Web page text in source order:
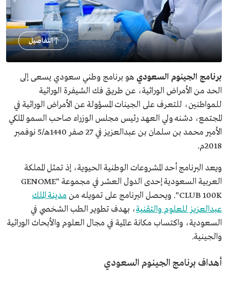
التفاصيل
برنامج الجينوم السعودي هو برنامج وطني سعودي يسعى إلى
الحد من الأمراض الوراثية، عن طريق فك الشيفرة الوراثية
للمواطنين، للتعرف على الجينات المسؤولة عن الأمراض الوراثية في
المجتمع، دشنه ولي العهد رئيس مجلس الوزراء صاحب السمو الملكي
الأمير محمد بن سلمان بن عبدالعزيز في 27 صفر 1440هـ/5 نوفمبر
2018م.
ويعد البرنامج أحد المشروعات الوطنية الحيوية، إذ تمثل المملكة
العربية السعودية إحدى الدول العشر في مجموعة "GENOME
CLUB 100K". ويحصل البرنامج على تمويله من
مدينة الملك
عبدالعزيز للعلوم والتقنية، بهدف تطوير الطب الشخصي في
السعودية، واكتساب مكانة عالمية في مجال العلوم والأبحاث الوراثية
والجينية.
أهداف برنامج الجينوم السعودي